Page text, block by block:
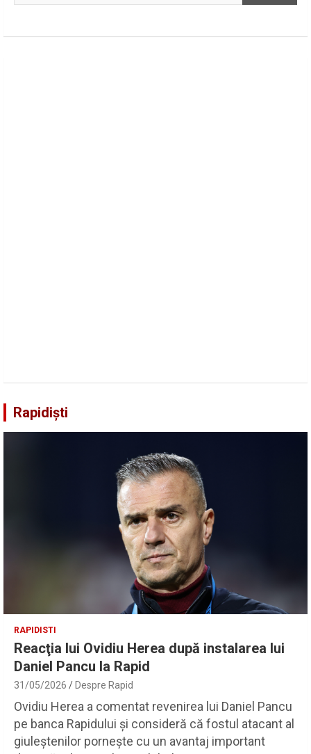
Rapidiști
RAPIDISTI
Reacţia lui Ovidiu Herea după instalarea lui
Daniel Pancu la Rapid
31/05/2026 Despre Rapid
Ovidiu Herea a comentat revenirea lui Daniel Pancu
pe banca Rapidului şi consideră că fostul atacant al
giuleştenilor porneşte cu un avantaj important